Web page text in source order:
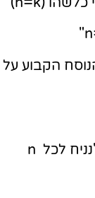
הקבוע על
אם תכתבו בהנחת האינדוקציה "נניח לכל n